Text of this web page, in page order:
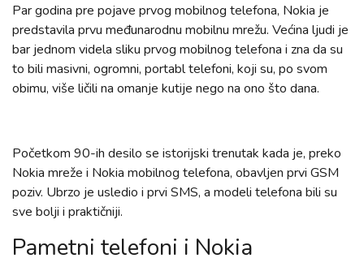
Par godina pre pojave prvog mobilnog telefona, Nokia je
predstavila prvu međunarodnu mobilnu mrežu. Većina ljudi je
bar jednom videla sliku prvog mobilnog telefona i zna da su
to bili masivni, ogromni, portabl telefoni, koji su, po svom
obimu, više ličili na omanje kutije nego na ono što dana.
Početkom 90-ih desilo se istorijski trenutak kada je, preko
Nokia mreže i Nokia mobilnog telefona, obavljen prvi GSM
poziv. Ubrzo je usledio i prvi SMS, a modeli telefona bili su
sve bolji i praktičniji.
Pametni telefoni i Nokia